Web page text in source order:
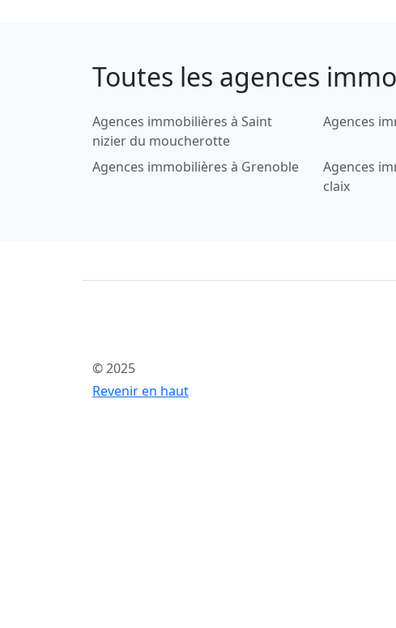
Toutes les agences
Agences immobilières à Saint
nizier du moucherotte
Agences
Agences immobilières à Grenoble
Agences
claix
© 2025
Revenir en haut